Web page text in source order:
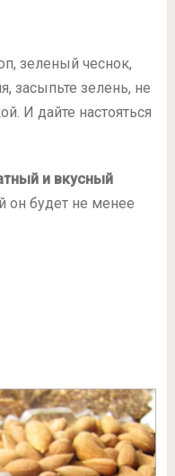
зеленый чеснок,
засыпьте зелень, не
И дайте настояться
и вкусный
он будет не менее